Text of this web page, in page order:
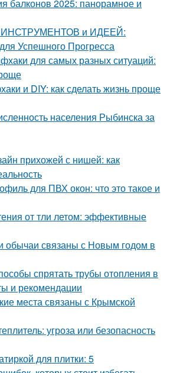
балконов 2025: панорамное и
и ИДЕЕЙ:
Успешного Прогресса
для самых разных ситуаций:
и DIY: как сделать жизнь проще
населения Рыбинска за
прихожей с нишей: как
для ПВХ окон: что это такое и
от тли летом: эффективные
обычаи связаны с Новым годом в
спрятать трубы отопления в
и рекомендации
места связаны с Крымской
угроза или безопасность
для плитки: 5